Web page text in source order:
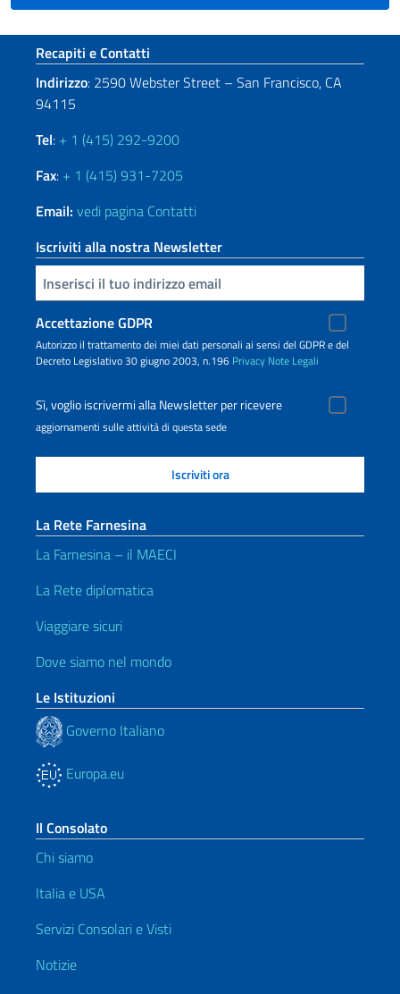
Sezione footer
Recapiti e Contatti
Indirizzo: 2590 Webster Street – San Francisco, CA
94115
Tel: + 1 (415) 292-9200
Fax: + 1 (415) 931-7205
Email: vedi pagina Contatti
Iscriviti alla nostra Newsletter
Inserisci la tua email
Accettazione GDPR
Autorizzo il trattamento dei miei dati personali ai sensi del GDPR e del
Decreto Legislativo 30 giugno 2003, n.196 Privacy Note Legali
Sì, voglio iscrivermi alla Newsletter per ricevere
aggiornamenti sulle attività di questa sede
La Rete Farnesina
La Farnesina – il MAECI
La Rete diplomatica
Viaggiare sicuri
Dove siamo nel mondo
Le Istituzioni
Governo Italiano
Europa.eu
Il Consolato
Chi siamo
Italia e USA
Servizi Consolari e Visti
Notizie